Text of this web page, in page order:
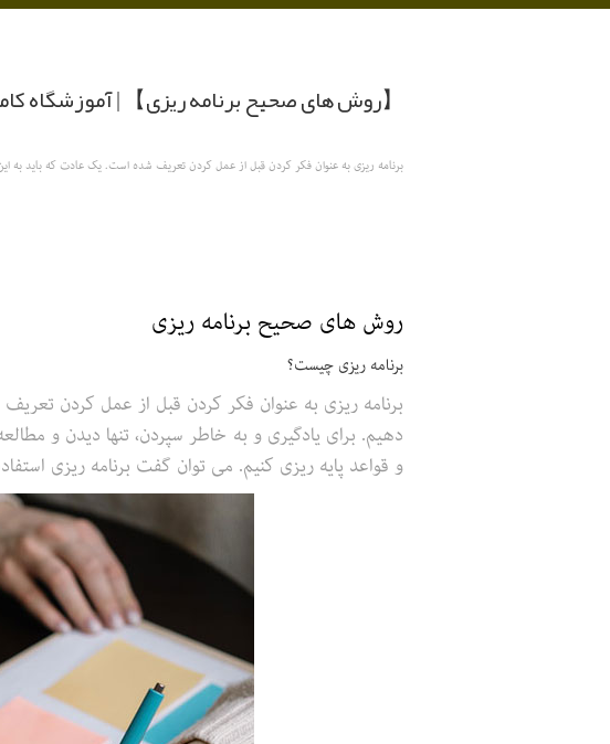
【روش های صحیح برنامه ریزی】 | آموزشگاه
برنامه ریزی به عنوان فکر کردن قبل از عمل کردن تعریف شده است. یک عادت که باید به
روش های صحیح برنامه ریزی
برنامه ریزی چیست؟
برنامه ریزی به عنوان فکر کردن قبل از عمل کردن
دهیم. برای یادگیری و به خاطر سپردن، تنها دیدن و
و قواعد پایه ریزی کنیم. می توان گفت برنامه ریزی